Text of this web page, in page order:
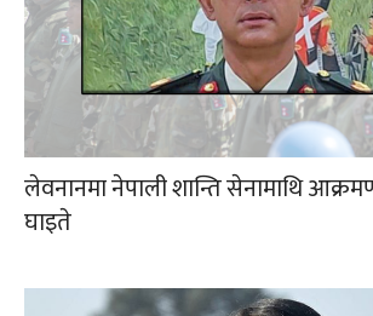
लेवनानमा नेपाली शान्ति सेनामाथि
घाइते